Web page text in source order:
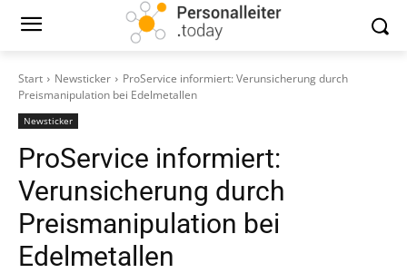
Start Newsticker
ProService informiert: Verunsicherung durch
Preismanipulation bei Edelmetallen
Newsticker
ProService informiert:
Verunsicherung durch
Preismanipulation bei
Edelmetallen